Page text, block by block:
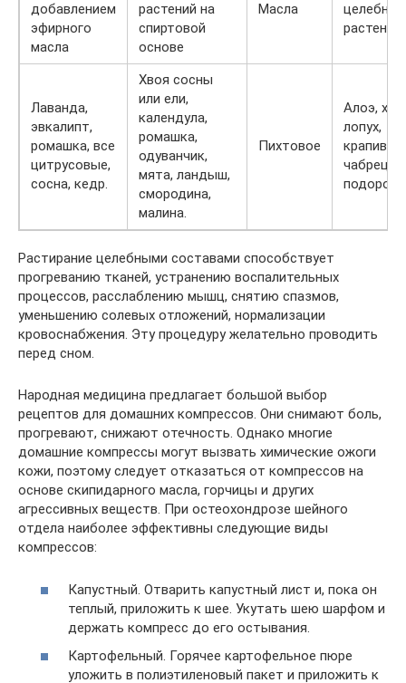
добавлением
эфирного
масла
растений на
спиртовой
основе
Масла
целебных
растений
Лаванда,
эвкалипт,
ромашка, все
цитрусовые,
сосна, кедр.
Хвоя сосны
или ели,
календула,
ромашка,
одуванчик,
мята, ландыш,
смородина,
малина.
Пихтовое
Алоэ,
лопух,
крапива,
чабрец,
Растирание целебными составами способствует
прогреванию тканей, устранению воспалительных
процессов, расслаблению мышц, снятию спазмов,
уменьшению солевых отложений, нормализации
кровоснабжения. Эту процедуру желательно проводить
перед сном.
Народная медицина предлагает большой выбор
рецептов для домашних компрессов. Они снимают боль,
прогревают, снижают отечность. Однако многие
домашние компрессы могут вызвать химические ожоги
кожи, поэтому следует отказаться от компрессов на
основе скипидарного масла, горчицы и других
агрессивных веществ. При остеохондрозе шейного
отдела наиболее эффективны следующие виды
компрессов:
Капустный. Отварить капустный лист и, пока он
теплый, приложить к шее. Укутать шею шарфом и
держать компресс до его остывания.
Картофельный. Горячее картофельное пюре
уложить в полиэтиленовый пакет и приложить к